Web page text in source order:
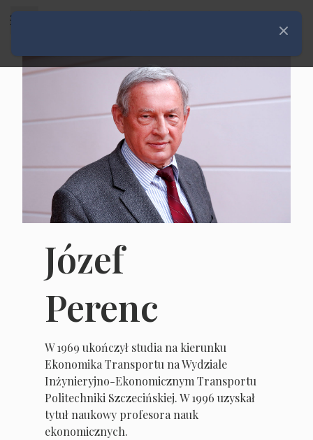
Józef
Perenc
W 1969 ukończył studia na kierunku
Ekonomika Transportu na Wydziale
Inżynieryjno-Ekonomicznym Transportu
Politechniki Szczecińskiej. W 1996 uzyskał
tytuł naukowy profesora nauk
ekonomicznych.
Zamknij